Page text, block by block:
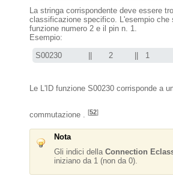
La stringa corrispondente deve essere
classificazione specifico. L'esempio che
funzione numero 2 e il pin n. 1.
Esempio:
S00230           ||       2         ||   1
Le L'ID funzione S00230 corrisponde a
commutazione . [52]
Nota
Gli indici della Connection
iniziano da 1 (non da 0).